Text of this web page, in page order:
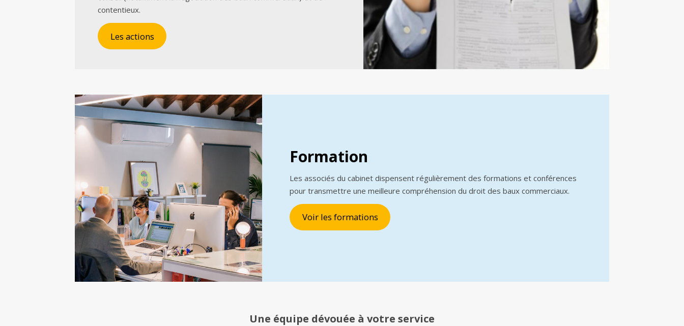
contentieux.
Les actions
Formation
Les associés du cabinet dispensent régulièrement des formations et conférences
pour transmettre une meilleure compréhension du droit des baux commerciaux.
Voir les formations
Une équipe dévouée à votre service